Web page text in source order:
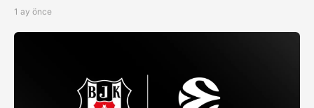
1 ay önce